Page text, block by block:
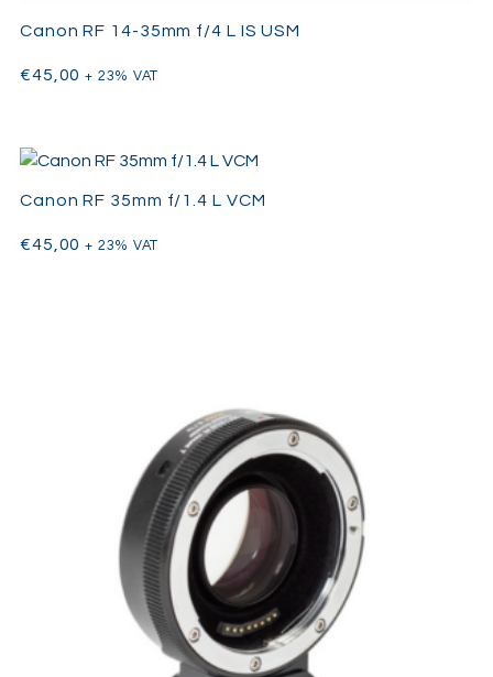
Canon RF 14-35mm f/4 L IS USM
€45,00 + 23% VAT
Canon RF 35mm f/1.4 L VCM
€45,00 + 23% VAT